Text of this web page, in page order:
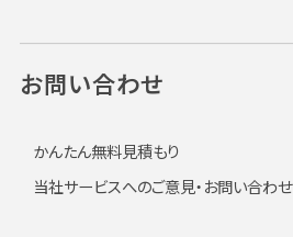
お問い合わせ
かんたん無料見積もり
当社サービスへのご意見・お問い合わせ